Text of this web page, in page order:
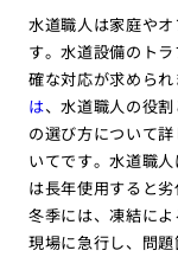
水道職人は家庭や
す。水道設備のト
確な対応が求められ
は、水道職人の役
の選び方について
いてです。水道職
は長年使用すると
冬季には、凍結に
現場に急行し、問